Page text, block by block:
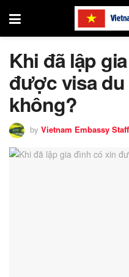
Khi đã lập
được visa
không?
by Vietnam Embassy Staff